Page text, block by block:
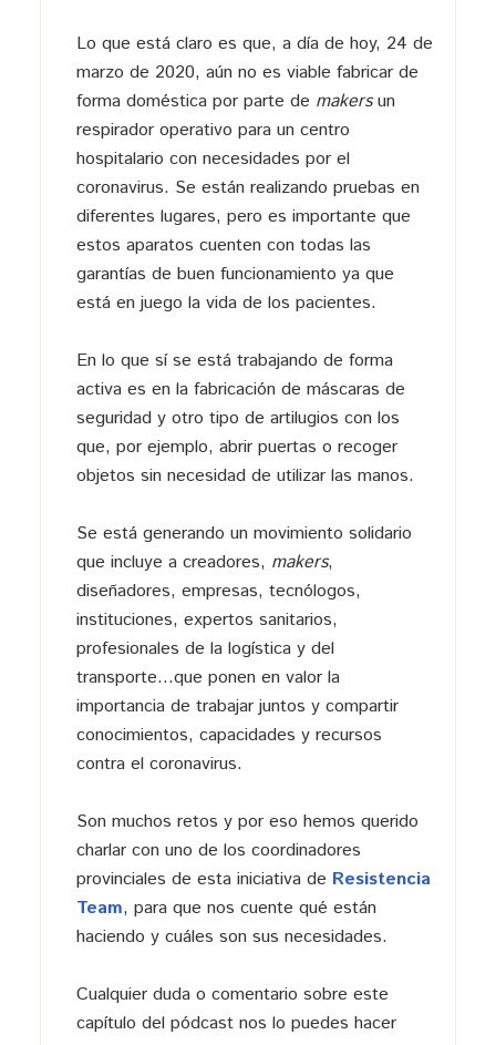
Lo que está claro es que, a día de hoy, 24 de
marzo de 2020, aún no es viable fabricar de
forma doméstica por parte de makersun
respirador operativo para un centro
hospitalario con necesidades por el
coronavirus. Se están realizando pruebas en
diferentes lugares, pero es importante que
estos aparatos cuenten con todas las
garantías de buen funcionamiento ya que
está en juego la vida de los pacientes.
En lo que sí se está trabajando de forma
activa es en la fabricación de máscaras de
seguridad y otro tipo de artilugios con los
que, por ejemplo, abrir puertas o recoger
objetos sin necesidad de utilizar las manos.
Se está generando un movimiento solidario
que incluye a creadores, makers,
diseñadores, empresas, tecnólogos,
instituciones, expertos sanitarios,
profesionales de la logística y del
transporte…que ponen en valor la
importancia de trabajar juntos y compartir
conocimientos, capacidades y recursos
contra el coronavirus.
Son muchos retos y por eso hemos querido
charlar con uno de los coordinadores
provinciales de esta iniciativa de Resistencia
Team, para que nos cuente qué están
haciendo y cuáles son sus necesidades.
Cualquier duda o comentario sobre este
capítulo del pódcast nos lo puedes hacer